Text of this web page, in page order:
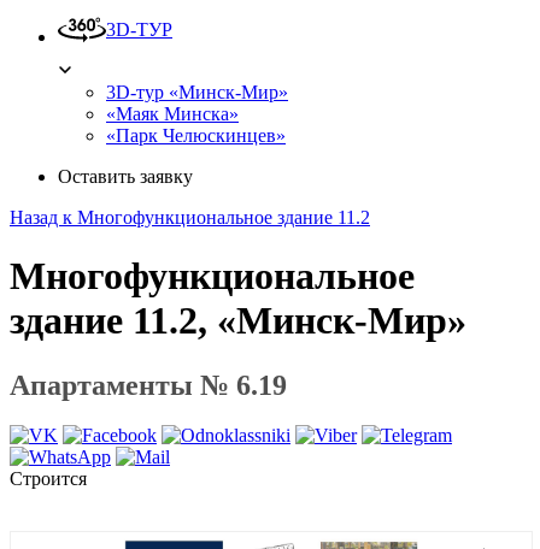
3D-ТУР
3D-тур «Минск-Мир»
«Маяк Минска»
«Парк Челюскинцев»
Оставить заявку
Назад к Многофункциональное здание 11.2
Многофункциональное
здание 11.2, «Минск-Мир»
Апартаменты № 6.19
Строится